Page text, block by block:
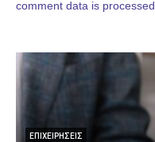
comment data is processed.
ΕΠΙΧΕΙΡΉΣΕΙΣ